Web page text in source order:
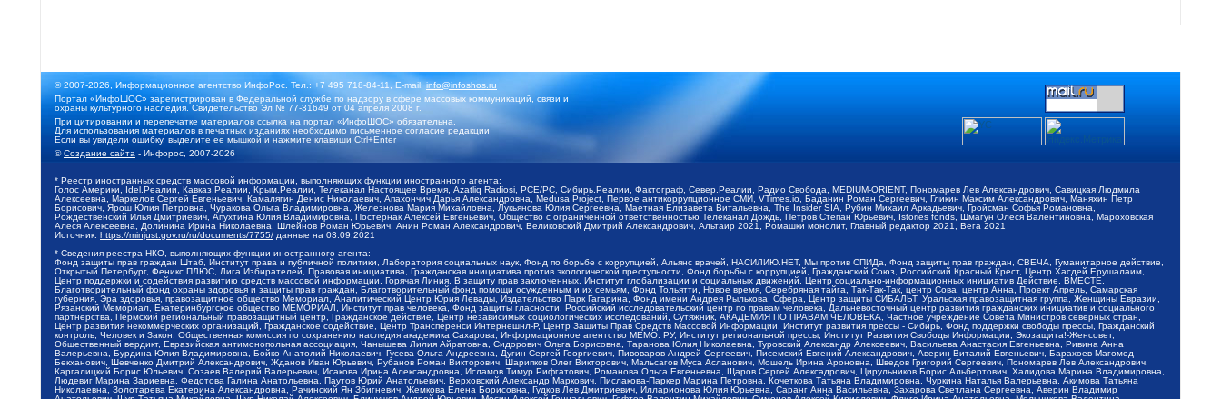
© 2007-2026, Информационное агентство ИнфоРос. Тел.: +7 495 718-84-11, E-mail:info@infoshos.ru
Портал «ИнфоШОС» зарегистрирован в Федеральной службе по надзору в сфере массовых коммуникаций, связи и
охраны культурного наследия. Свидетельство Эл № 77-31649 от 04 апреля 2008 г.
При цитировании и перепечатке материалов ссылка на портал «ИнфоШОС» обязательна.
Для использования материалов в печатных изданиях необходимо письменное согласие редакции
Если вы увидели ошибку, выделите ее мышкой и нажмите клавиши Ctrl+Enter
©Создание сайта - Инфорос, 2007-2026
* Реестр иностранных средств массовой информации, выполняющих функции иностранного агента:
Голос Америки, Idel.Реалии, Кавказ.Реалии, Крым.Реалии, Телеканал Настоящее Время, Azatliq Radiosi, PCE/PC, Сибирь.Реалии, Фактограф, Север.Реалии, Радио Свобода, MEDIUM-ORIENT, Пономарев Лев Александрович, Савицкая Людмила
Алексеевна, Маркелов Сергей Евгеньевич, Камалягин Денис Николаевич, Апахончич Дарья Александровна, Medusa Project, Первое антикоррупционное СМИ, VTimes.io, Баданин Роман Сергеевич, Гликин Максим Александрович, Маняхин Петр
Борисович, Ярош Юлия Петровна, Чуракова Ольга Владимировна, Железнова Мария Михайловна, Лукьянова Юлия Сергеевна, Маетная Елизавета Витальевна, The Insider SIA, Рубин Михаил Аркадьевич, Гройсман Софья Романовна,
Рождественский Илья Дмитриевич, Апухтина Юлия Владимировна, Постернак Алексей Евгеньевич, Общество с ограниченной ответственностью Телеканал Дождь, Петров Степан Юрьевич, Istories fonds, Шмагун Олеся Валентиновна, Мароховская
Алеся Алексеевна, Долинина Ирина Николаевна, Шлейнов Роман Юрьевич, Анин Роман Александрович, Великовский Дмитрий Александрович, Альтаир 2021, Ромашки монолит, Главный редактор 2021, Вега 2021
Источник: https://minjust.gov.ru/ru/documents/7755/ данные на 03.09.2021
* Сведения реестра НКО, выполняющих функции иностранного агента:
Фонд защиты прав граждан Штаб, Институт права и публичной политики, Лаборатория социальных наук, Фонд по борьбе с коррупцией, Альянс врачей, НАСИЛИЮ.НЕТ, Мы против СПИДа, Фонд защиты прав граждан, СВЕЧА, Гуманитарное действие,
Открытый Петербург, Феникс ПЛЮС, Лига Избирателей, Правовая инициатива, Гражданская инициатива против экологической преступности, Фонд борьбы с коррупцией, Гражданский Союз, Российский Красный Крест, Центр Хасдей Ерушалаим,
Центр поддержки и содействия развитию средств массовой информации, Горячая Линия, В защиту прав заключенных, Институт глобализации и социальных движений, Центр социально-информационных инициатив Действие, ВМЕСТЕ,
Благотворительный фонд охраны здоровья и защиты прав граждан, Благотворительный фонд помощи осужденным и их семьям, Фонд Тольятти, Новое время, Серебряная тайга, Так-Так-Так, центр Сова, центр Анна, Проект Апрель, Самарская
губерния, Эра здоровья, правозащитное общество Мемориал, Аналитический Центр Юрия Левады, Издательство Парк Гагарина, Фонд имени Андрея Рылькова, Сфера, Центр защиты СИБАЛЬТ, Уральская правозащитная группа, Женщины Евразии,
Рязанский Мемориал, Екатеринбургское общество МЕМОРИАЛ, Институт прав человека, Фонд защиты гласности, Российский исследовательский центр по правам человека, Дальневосточный центр развития гражданских инициатив и социального
партнерства, Пермский региональный правозащитный центр, Гражданское действие, Центр независимых социологических исследований, Сутяжник, АКАДЕМИЯ ПО ПРАВАМ ЧЕЛОВЕКА, Частное учреждение Совета Министров северных стран,
Центр развития некоммерческих организаций, Гражданское содействие, Центр Трансперенси Интернешнл-Р, Центр Защиты Прав Средств Массовой Информации, Институт развития прессы - Сибирь, Фонд поддержки свободы прессы, Гражданский
контроль, Человек и Закон, Общественная комиссия по сохранению наследия академика Сахарова, Информационное агентство МЕМО. РУ, Институт региональной прессы, Институт Развития Свободы Информации, Экозащита!-Женсовет,
Общественный вердикт, Евразийская антимонопольная ассоциация, Чанышева Лилия Айратовна, Сидорович Ольга Борисовна, Таранова Юлия Николаевна, Туровский Александр Алексеевич, Васильева Анастасия Евгеньевна, Ривина Анна
Валерьевна, Бурдина Юлия Владимировна, Бойко Анатолий Николаевич, Гусева Ольга Андреевна, Дугин Сергей Георгиевич, Пивоваров Андрей Сергеевич, Писемский Евгений Александрович, Аверин Виталий Евгеньевич, Барахоев Магомед
Бекханович, Шевченко Дмитрий Александрович, Жданов Иван Юрьевич, Рубанов Роман Викторович, Шарипков Олег Викторович, Мальсагов Муса Асланович, Мошель Ирина Ароновна, Шведов Григорий Сергеевич, Пономарев Лев Александрович,
Каргалицкий Борис Юльевич, Созаев Валерий Валерьевич, Исакова Ирина Александровна, Исламов Тимур Рифгатович, Романова Ольга Евгеньевна, Щаров Сергей Алексадрович, Цирульников Борис Альбертович, Халидова Марина Владимировна,
Людевиг Марина Зариевна, Федотова Галина Анатольевна, Паутов Юрий Анатольевич, Верховский Александр Маркович, Пислакова-Паркер Марина Петровна, Кочеткова Татьяна Владимировна, Чуркина Наталья Валерьевна, Акимова Татьяна
Николаевна, Золотарева Екатерина Александровна, Рачинский Ян Збигневич, Жемкова Елена Борисовна, Гудков Лев Дмитриевич, Илларионова Юлия Юрьевна, Саранг Анна Васильевна, Захарова Светлана Сергеевна, Аверин Владимир